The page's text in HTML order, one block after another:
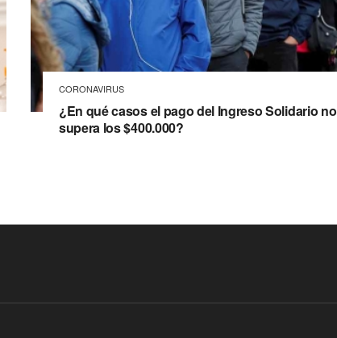
CORONAVIRUS
¿En qué casos el pago del Ingreso Solidario no
supera los $400.000?